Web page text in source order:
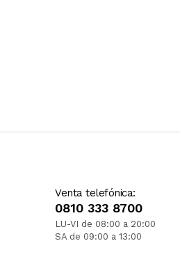
Venta telefónica:
0810 333 8700
LU-VI de 08:00 a 20:00
SA de 09:00 a 13:00